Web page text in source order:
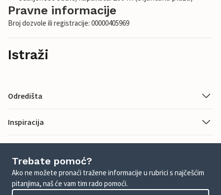
Pravne informacije
Broj dozvole ili registracije: 00000405969
Istraži
Odredišta
Inspiracija
Trebate pomoć?
Ako ne možete pronaći tražene informacije u rubrici s najčešćim
pitanjima, naš će vam tim rado pomoći.